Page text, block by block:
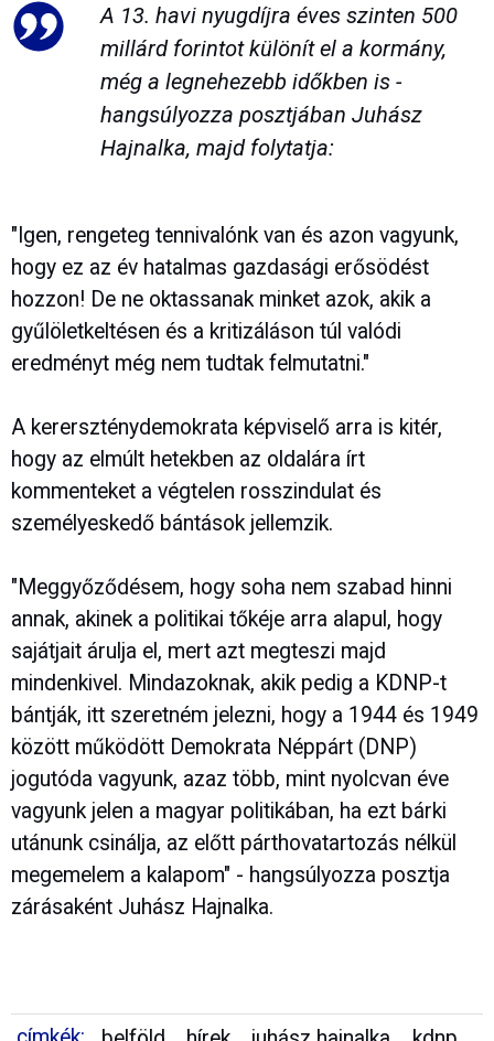
A 13. havi nyugdíjra éves szinten 500
millárd forintot különít el a kormány,
még a legnehezebb időkben is -
hangsúlyozza posztjában Juhász
Hajnalka, majd folytatja:
"Igen, rengeteg tennivalónk van és azon vagyunk,
hogy ez az év hatalmas gazdasági erősödést
hozzon! De ne oktassanak minket azok, akik a
gyűlöletkeltésen és a kritizáláson túl valódi
eredményt még nem tudtak felmutatni."
A kererszténydemokrata képviselő arra is kitér,
hogy az elmúlt hetekben az oldalára írt
kommenteket a végtelen rosszindulat és
személyeskedő bántások jellemzik.
"Meggyőződésem, hogy soha nem szabad hinni
annak, akinek a politikai tőkéje arra alapul, hogy
sajátjait árulja el, mert azt megteszi majd
mindenkivel. Mindazoknak, akik pedig a KDNP-t
bántják, itt szeretném jelezni, hogy a 1944 és 1949
között működött Demokrata Néppárt (DNP)
jogutóda vagyunk, azaz több, mint nyolcvan éve
vagyunk jelen a magyar politikában, ha ezt bárki
utánunk csinálja, az előtt párthovatartozás nélkül
megemelem a kalapom" - hangsúlyozza posztja
zárásaként Juhász Hajnalka.